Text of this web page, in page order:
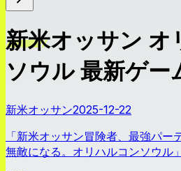
新米オッサン オ
ソウル 最新ゲー
新米オッサン2025-12-22
「新米オッサン冒険者、最強パー
無敵になる。オリハルコンソウル